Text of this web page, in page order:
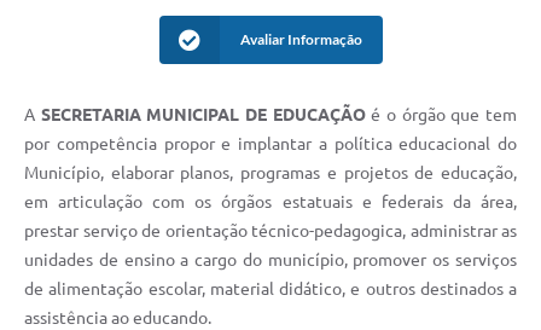
Avaliar Informação
A SECRETARIA MUNICIPAL DE EDUCAÇÃOé o órgão que tem
por competência propor e implantar a política educacional do
Município, elaborar planos, programas e projetos de educação,
em articulação com os órgãos estatuais e federais da área,
prestar serviço de orientação técnico-pedagogica, administrar as
unidades de ensino a cargo do município, promover os serviços
de alimentação escolar, material didático, e outros destinados a
assistência ao educando.